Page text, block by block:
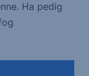
Ha pedig